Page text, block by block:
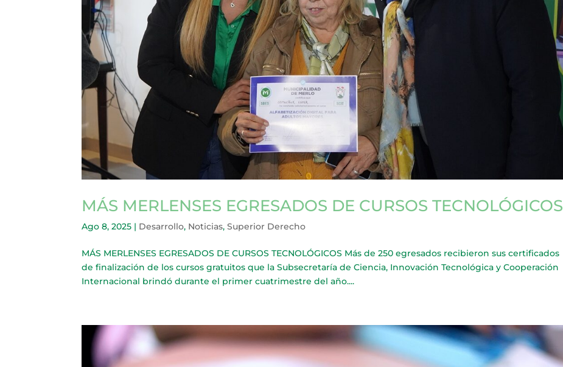
MÁS MERLENSES EGRESADOS DE CURSOS TECNOLÓGICOS
Ago 8, 2025 | Desarrollo, Noticias,Superior Derecho
MÁS MERLENSES EGRESADOS DE CURSOS TECNOLÓGICOS Más de 250 egresados recibieron sus certificados
de finalización de los cursos gratuitos que la Subsecretaría de Ciencia, Innovación Tecnológica y Cooperación
Internacional brindó durante el primer cuatrimestre del año....